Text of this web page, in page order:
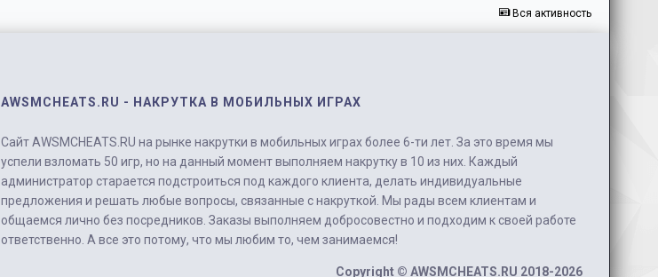
Вся активность
AWSMCHEATS.RU - НАКРУТКА В МОБИЛЬНЫХ ИГРАХ
Сайт AWSMCHEATS.RU на рынке накрутки в мобильных играх более 6-ти лет. За это время мы
успели взломать 50 игр, но на данный момент выполняем накрутку в 10 из них. Каждый
администратор старается подстроиться под каждого клиента, делать индивидуальные
предложения и решать любые вопросы, связанные с накруткой. Мы рады всем клиентам и
общаемся лично без посредников. Заказы выполняем добросовестно и подходим к своей работе
ответственно. А все это потому, что мы любим то, чем занимаемся!
Copyright © AWSMCHEATS.RU 2018-2026